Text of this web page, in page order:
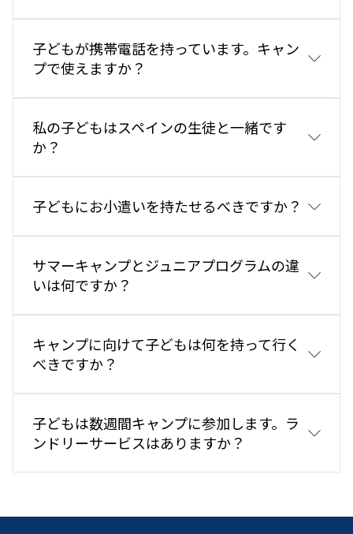
子どもが携帯電話を持っています。キャン
プで使えますか？
私の子どもはスペインの生徒と一緒です
か？
子どもにお小遣いを持たせるべきですか？
サマーキャンプとジュニアプログラムの違
いは何ですか？
キャンプに向けて子どもは何を持って行く
べきですか？
子どもは数週間キャンプに参加します。ラ
ンドリーサービスはありますか？